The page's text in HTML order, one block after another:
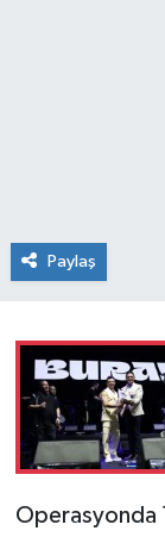
Paylaş
Operasyonda